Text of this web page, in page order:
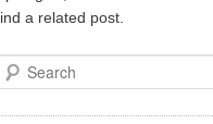
a related post.
Search